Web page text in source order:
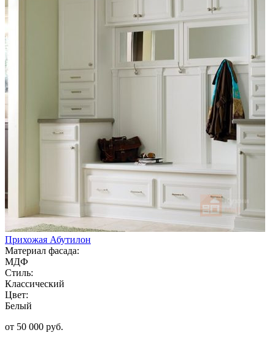
Прихожая Абутилон
Материал фасада:
МДФ
Стиль:
Классический
Цвет:
Белый
от 50 000 руб.